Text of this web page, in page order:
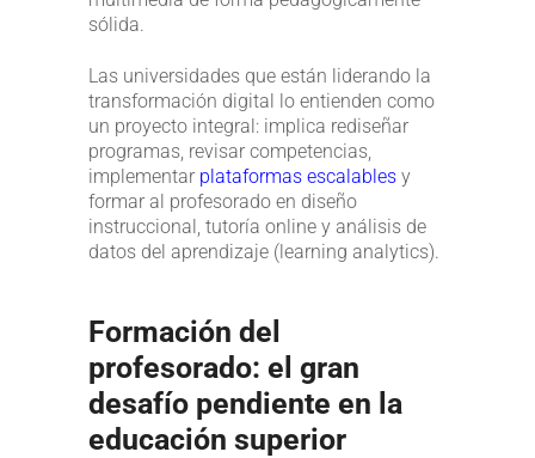
sólida.
Las universidades que están liderando la
transformación digital lo entienden como
un proyecto integral: implica rediseñar
programas, revisar competencias,
implementar plataformas escalables y
formar al profesorado en diseño
instruccional, tutoría online y análisis de
datos del aprendizaje (learning analytics).
Formación del
profesorado: el gran
desafío pendiente en la
educación superior